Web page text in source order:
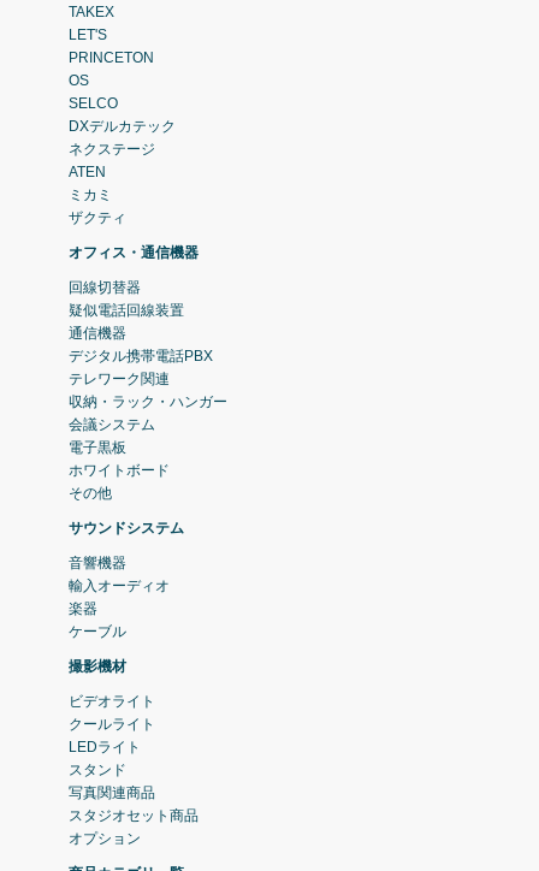
TAKEX
LET'S
PRINCETON
OS
SELCO
DXデルカテック
ネクステージ
ATEN
ミカミ
ザクティ
オフィス・通信機器
回線切替器
疑似電話回線装置
通信機器
デジタル携帯電話PBX
テレワーク関連
収納・ラック・ハンガー
会議システム
電子黒板
ホワイトボード
その他
サウンドシステム
音響機器
輸入オーディオ
楽器
ケーブル
撮影機材
ビデオライト
クールライト
LEDライト
スタンド
写真関連商品
スタジオセット商品
オプション